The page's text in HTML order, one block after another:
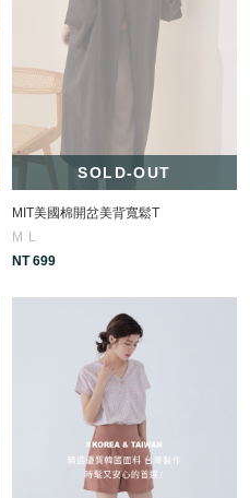
SOLD-OUT
MIT美國棉開岔美背寬鬆T
M
L
NT 699